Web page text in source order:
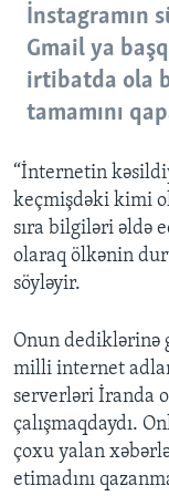
İnstagramın
Gmail ya
irtibatda ola
tamamını
“İnternetin
keçmişdəki kimi
sıra bilgiləri əldə
olaraq ölkənin
söyləyir.
Onun dediklərinə
milli internet
serverləri İranda
çalışmaqdaydı.
çoxu yalan
etimadını